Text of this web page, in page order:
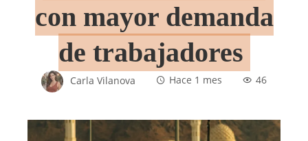
con mayor demanda
de trabajadores
Carla Vilanova Hace 1 mes 46